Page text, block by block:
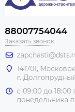
88007754044
Заказать звонок
141701,
г.
с 09:00 до
понедельника